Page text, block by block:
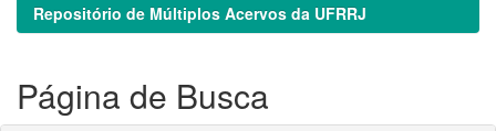
Repositório de Múltiplos Acervos da UFRRJ
Página de Busca